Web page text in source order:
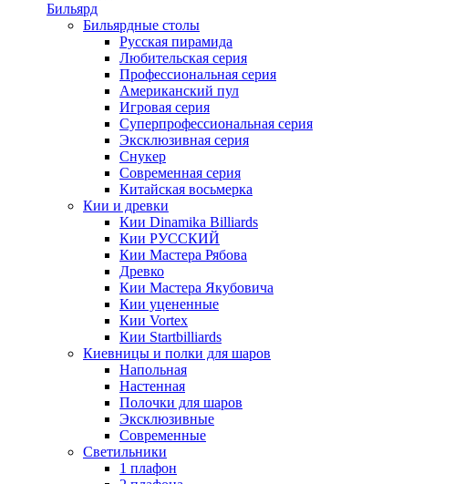
Бильярд
Бильярдные столы
Русская пирамида
Любительская серия
Профессиональная серия
Американский пул
Игровая серия
Суперпрофессиональная серия
Эксклюзивная серия
Снукер
Современная серия
Китайская восьмерка
Кии и древки
Кии Dinamika Billiards
Кии РУССКИЙ
Кии Мастера Рябова
Древко
Кии Мастера Якубовича
Кии уцененные
Кии Vortex
Кии Startbilliards
Киевницы и полки для шаров
Напольная
Настенная
Полочки для шаров
Эксклюзивные
Современные
Светильники
1 плафон